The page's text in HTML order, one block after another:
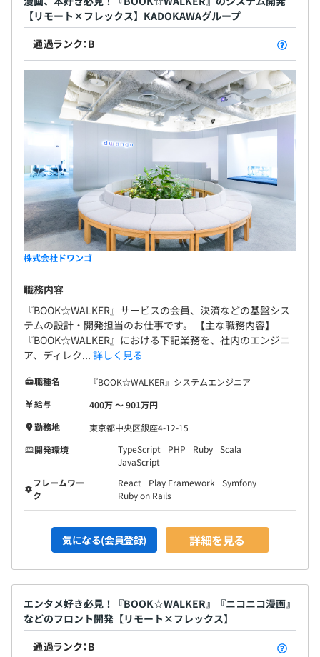
【リモート×フレックス】KADOKAWAグループ
通過ランク：B
株式会社ドワンゴ
職務内容
『BOOK☆WALKER』サービスの会員、決済などの基盤シス
テムの設計・開発担当のお仕事です。 【主な職務内容】
『BOOK☆WALKER』における下記業務を、社内のエンジニ
ア、ディレク... 詳しく見る
職種名
『BOOK☆WALKER』システムエンジニア
給与
400万 〜 901万円
勤務地
東京都中央区銀座4-12-15
開発環境
TypeScript PHP Ruby Scala
JavaScript
フレームワー
ク
React Play Framework
Symfony
Ruby on Rails
気になる(会員登録) 詳細を見る
エンタメ好き必見！『BOOK☆WALKER』『ニコニコ漫画』
などのフロント開発【リモート×フレックス】
通過ランク：B